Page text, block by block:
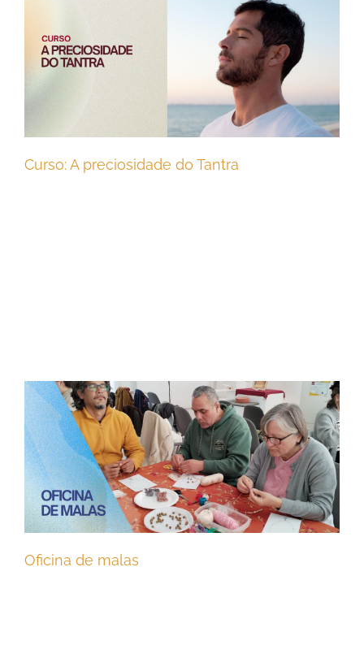
Curso: A preciosidade do Tantra
Oficina de malas